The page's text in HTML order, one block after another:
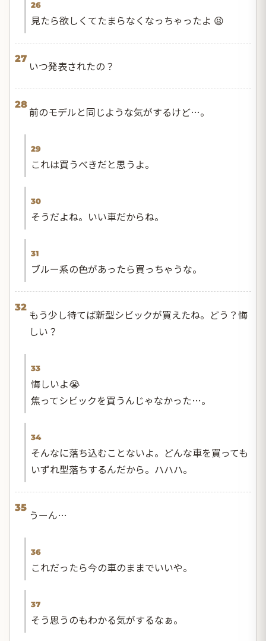
26
見たら欲しくてたまらなくなっちゃったよ 😫
27
いつ発表されたの？
28
前のモデルと同じような気がするけど…。
29
これは買うべきだと思うよ。
30
そうだよね。いい車だからね。
31
ブルー系の色があったら買っちゃうな。
32
もう少し待てば新型シビックが買えたね。どう？悔
しい？
33
悔しいよ😭
焦ってシビックを買うんじゃなかった…。
34
そんなに落ち込むことないよ。どんな車を買っても
いずれ型落ちするんだから。ハハハ。
35
うーん…
36
これだったら今の車のままでいいや。
37
そう思うのもわかる気がするなぁ。